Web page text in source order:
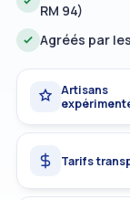
RM 94)
Agréés par
Artisans
Tarifs